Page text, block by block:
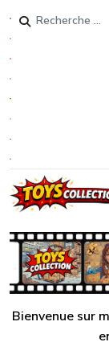
Rechercher
Bienvenue sur